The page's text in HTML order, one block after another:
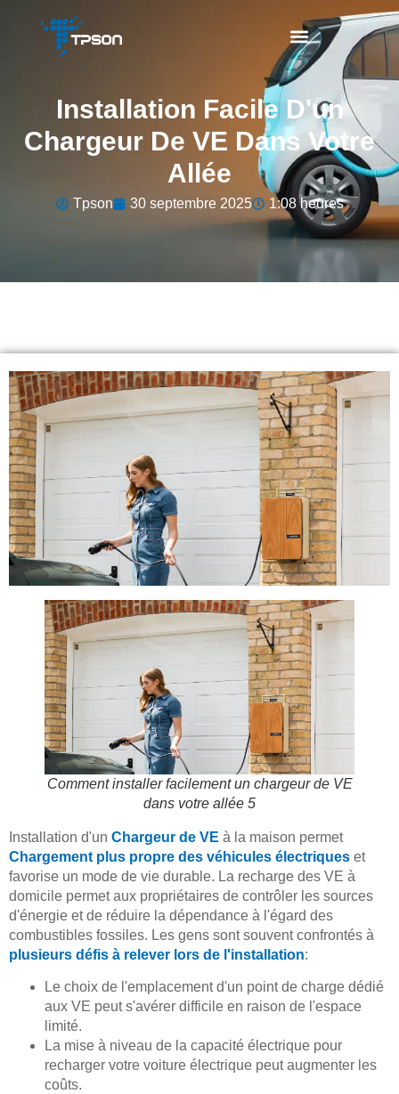
Installation Facile D'un
Chargeur De VE Dans Votre
Allée
Tpson 30 septembre 2025 1:08 heures
Comment installer facilement un chargeur de VE
dans votre allée 5
Installation d'un Chargeur de VE à la maison permet
Chargement plus propre des véhicules électriques et
favorise un mode de vie durable. La recharge des VE à
domicile permet aux propriétaires de contrôler les sources
d'énergie et de réduire la dépendance à l'égard des
combustibles fossiles. Les gens sont souvent confrontés à
plusieurs défis à relever lors de l'installation:
Le choix de l'emplacement d'un point de charge dédié
aux VE peut s'avérer difficile en raison de l'espace
limité.
La mise à niveau de la capacité électrique pour
recharger votre voiture électrique peut augmenter les
coûts.